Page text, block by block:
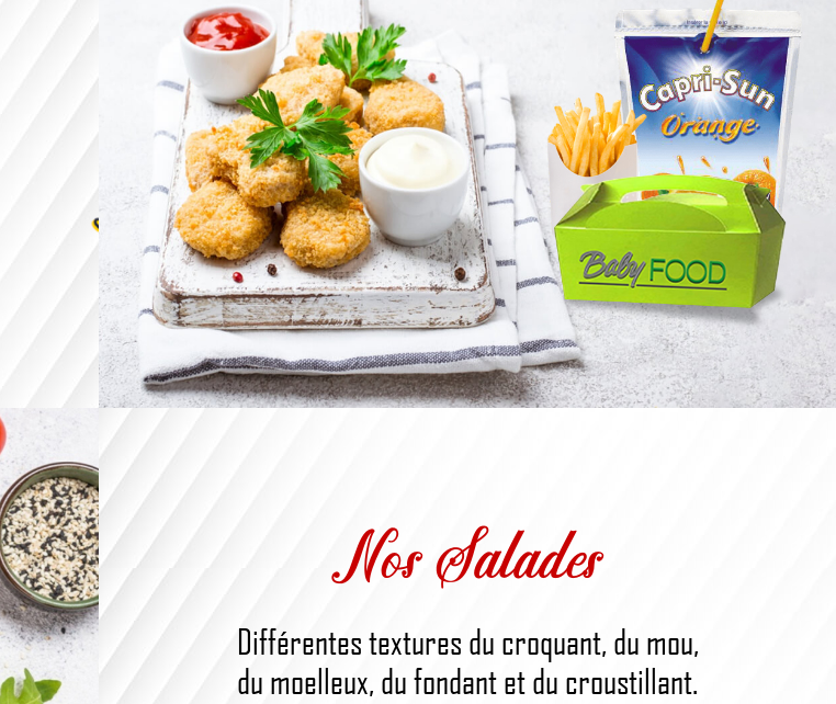
Nos Salades
Différentes textures du croquant, du mou,
du moelleux, du fondant et du croustillant.